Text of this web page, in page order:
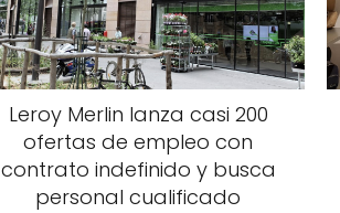
Leroy Merlin lanza casi 200
ofertas de empleo con
contrato indefinido y busca
personal cualificado